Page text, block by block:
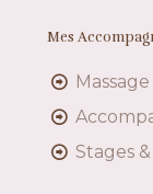
Mes
Massage
Stages